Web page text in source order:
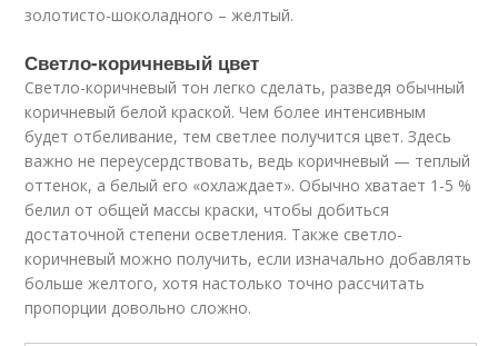
золотисто-шоколадного – желтый.
Светло-коричневый цвет
Светло-коричневый тон легко сделать, разведя обычный
коричневый белой краской. Чем более интенсивным
будет отбеливание, тем светлее получится цвет. Здесь
важно не переусердствовать, ведь коричневый — теплый
оттенок, а белый его «охлаждает». Обычно хватает 1-5 %
белил от общей массы краски, чтобы добиться
достаточной степени осветления. Также светло-
коричневый можно получить, если изначально добавлять
больше желтого, хотя настолько точно рассчитать
пропорции довольно сложно.